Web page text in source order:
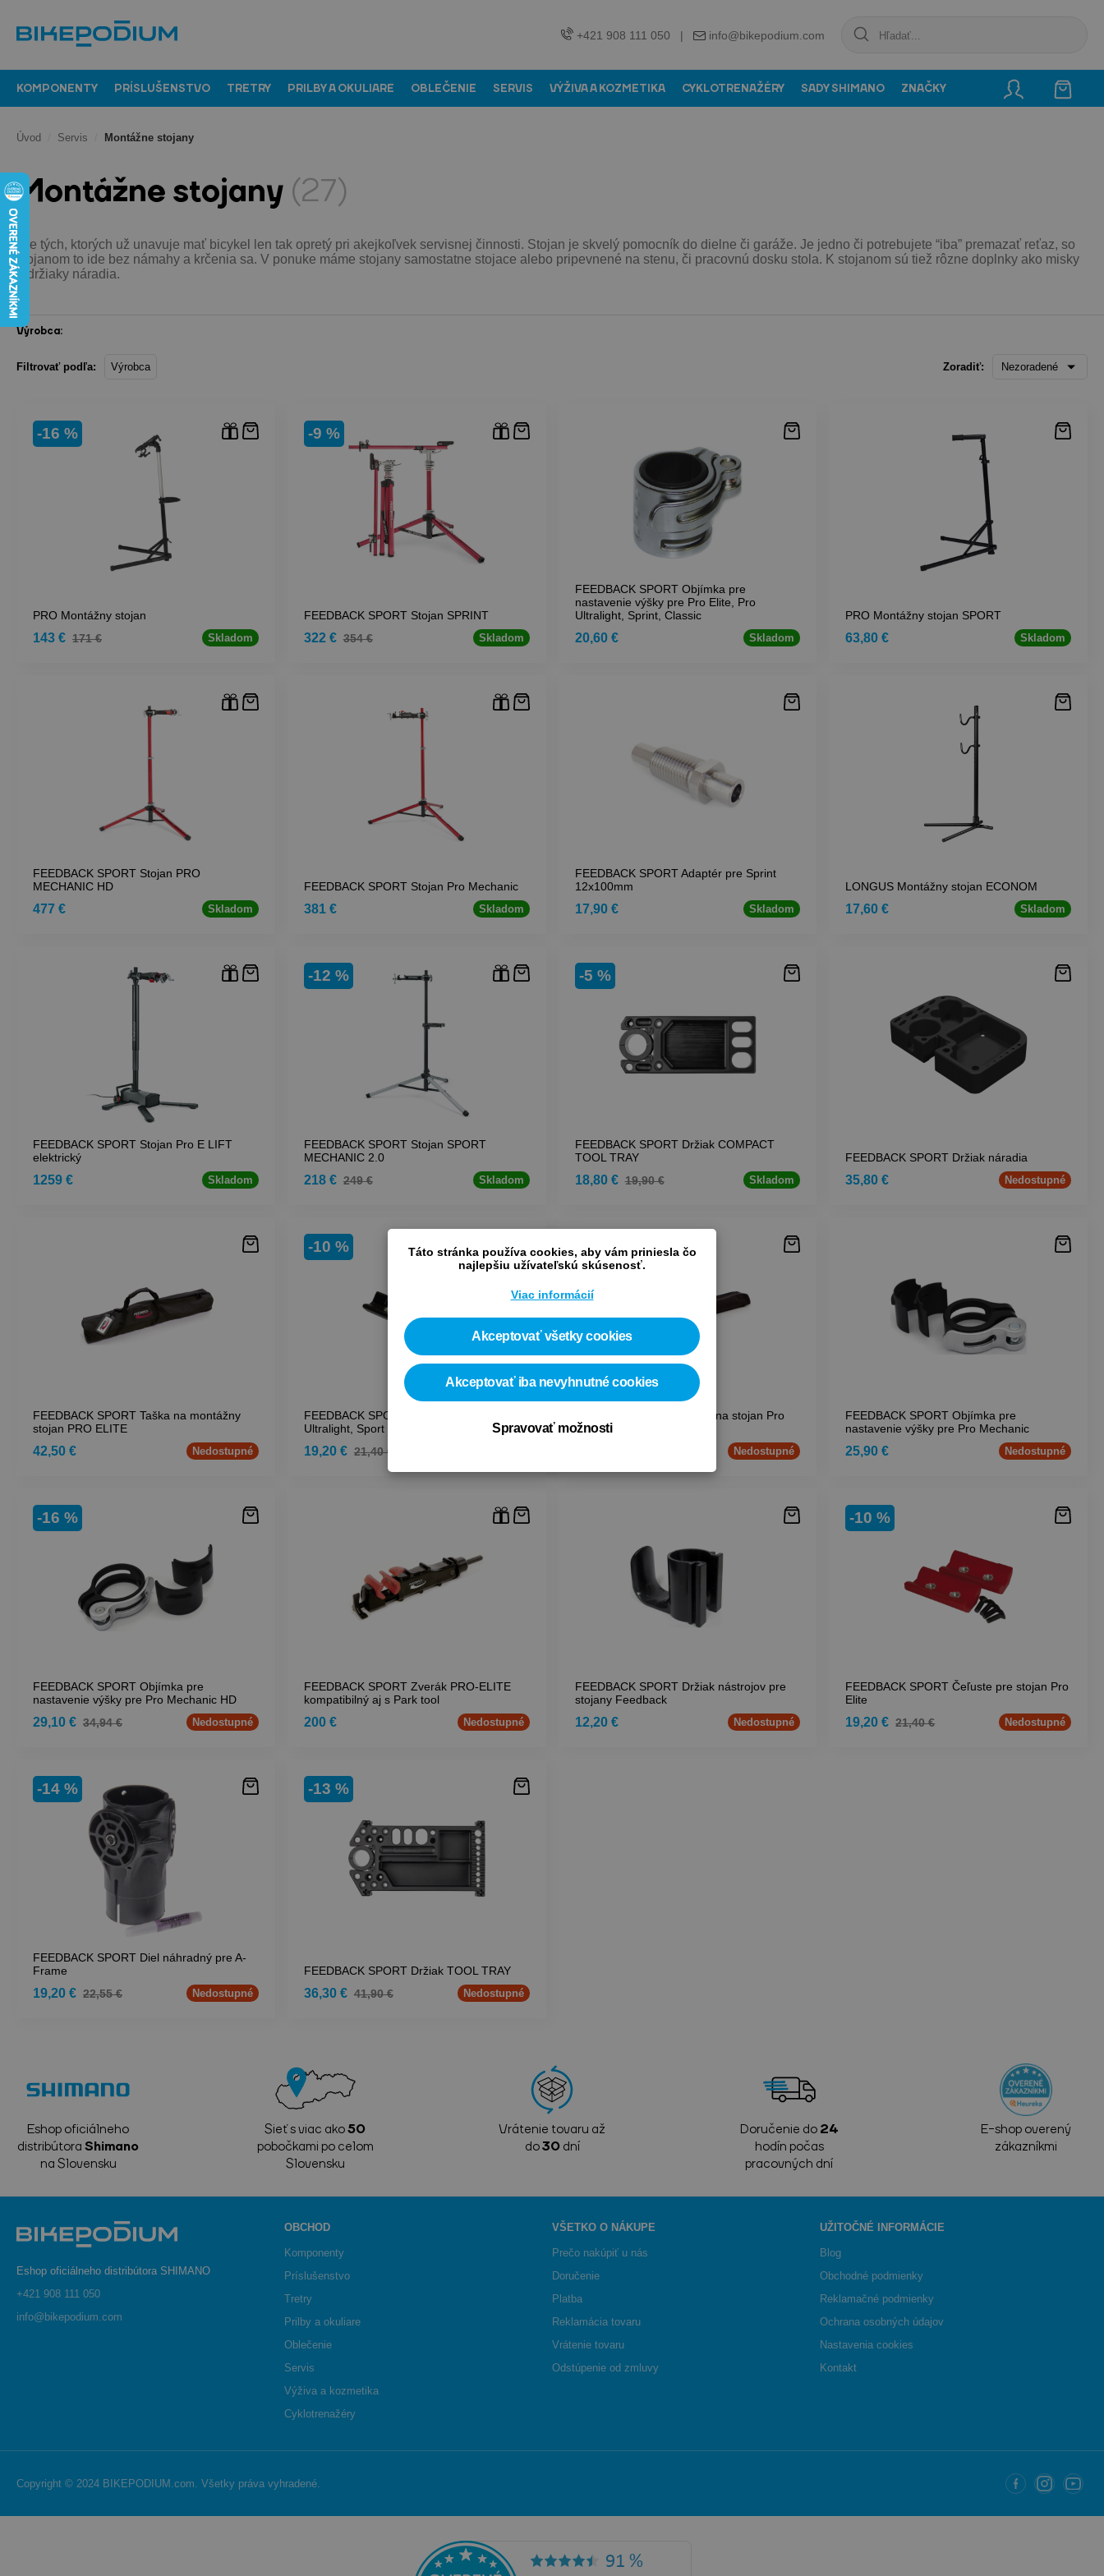
Táto stránka používa cookies, aby vám priniesla čo
najlepšiu užívateľskú skúsenosť.
Viac informácií
Akceptovať všetky cookies
Akceptovať iba nevyhnutné cookies
Spravovať možnosti
+421 908 111 050 | info@bikepodium.com
KOMPONENTY PRÍSLUŠENSTVO TRETRY PRILBY A OKULIARE OBLEČENIE SERVIS VÝŽIVA A KOZMETIKA CYKLOTRENAŽÉRY SADY SHIMANO ZNAČKY
Úvod Servis Montážne stojany
Montážne stojany (27)
Pre tých, ktorých už unavuje mať bicykel len tak opretý pri akejkoľvek servisnej činnosti. Stojan je skvelý pomocník do dielne či garáže. Je jedno či potrebujete “iba” premazať reťaz, so
stojanom to ide bez námahy a krčenia sa. V ponuke máme stojany samostatne stojace alebo pripevnené na stenu, či pracovnú dosku stola. K stojanom sú tiež rôzne doplnky ako misky
a držiaky náradia.
Výrobca:
Filtrovať podľa: Výrobca Zoradiť: Nezoradené
PRO Montážny stojan
-16 %
143 € 171 € Skladom
FEEDBACK SPORT Stojan SPRINT
-9 %
322 € 354 € Skladom
FEEDBACK SPORT Objímka pre
nastavenie výšky pre Pro Elite, Pro
Ultralight, Sprint, Classic
20,60 € Skladom
PRO Montážny stojan SPORT
63,80 € Skladom
FEEDBACK SPORT Stojan PRO
MECHANIC HD
477 € Skladom
FEEDBACK SPORT Stojan Pro Mechanic
381 € Skladom
FEEDBACK SPORT Adaptér pre Sprint
12x100mm
17,90 € Skladom
LONGUS Montážny stojan ECONOM
17,60 € Skladom
FEEDBACK SPORT Stojan Pro E LIFT
elektrický
1259 € Skladom
FEEDBACK SPORT Stojan SPORT
MECHANIC 2.0
-12 %
218 € 249 € Skladom
FEEDBACK SPORT Držiak COMPACT
TOOL TRAY
-5 %
18,80 € 19,90 € Skladom
FEEDBACK SPORT Držiak náradia
35,80 € Nedostupné
FEEDBACK SPORT Taška na montážny
stojan PRO ELITE
42,50 € Nedostupné
FEEDBACK SPORT Čeluste čierne pre
Ultralight, Sport Mechanic, Classic, Eco
-10 %
19,20 € 21,40 €
FEEDBACK SPORT Taška na stojan Pro
Mechanic HD
-10 %
Nedostupné
FEEDBACK SPORT Objímka pre
nastavenie výšky pre Pro Mechanic
25,90 € Nedostupné
FEEDBACK SPORT Objímka pre
nastavenie výšky pre Pro Mechanic HD
-16 %
29,10 € 34,94 € Nedostupné
FEEDBACK SPORT Zverák PRO-ELITE
kompatibilný aj s Park tool
200 € Nedostupné
FEEDBACK SPORT Držiak nástrojov pre
stojany Feedback
12,20 € Nedostupné
FEEDBACK SPORT Čeľuste pre stojan Pro
Elite
-10 %
19,20 € 21,40 € Nedostupné
FEEDBACK SPORT Diel náhradný pre A-
Frame
-14 %
19,20 € 22,55 € Nedostupné
FEEDBACK SPORT Držiak TOOL TRAY
-13 %
36,30 € 41,90 € Nedostupné
Eshop oficiálneho
distribútoraShimano
na Slovensku
Sieť s viac ako50
pobočkami po celom
Slovensku
Vrátenie tovaru až
do30dní
Doručenie do24
hodín počas
pracovných dní
E-shop overený
zákazníkmi
Eshop oficiálneho distribútora SHIMANO
+421 908 111 050
info@bikepodium.com
OBCHOD
Komponenty
Príslušenstvo
Tretry
Prilby a okuliare
Oblečenie
Servis
Výživa a kozmetika
Cyklotrenažéry
VŠETKO O NÁKUPE
Prečo nakúpiť u nás
Doručenie
Platba
Reklamácia tovaru
Vrátenie tovaru
Odstúpenie od zmluvy
UŽITOČNÉ INFORMÁCIE
Blog
Obchodné podmienky
Reklamačné podmienky
Ochrana osobných údajov
Nastavenia cookies
Kontakt
Copyright © 2024 BIKEPODIUM.com. Všetky práva vyhradené.